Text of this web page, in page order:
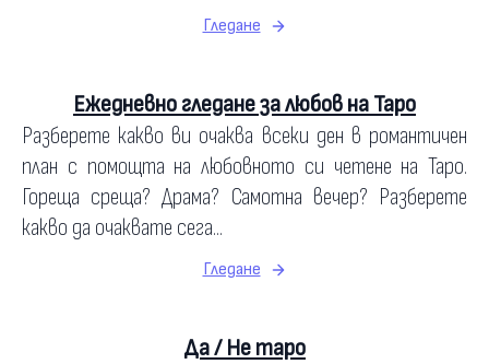
Гледане
Ежедневно гледане за любов на Таро
Разберете какво ви очаква всеки ден в романтичен
план с помощта на любовното си четене на Таро.
Гореща среща? Драма? Самотна вечер? Разберете
какво да очаквате сега...
Гледане
Да / Не таро